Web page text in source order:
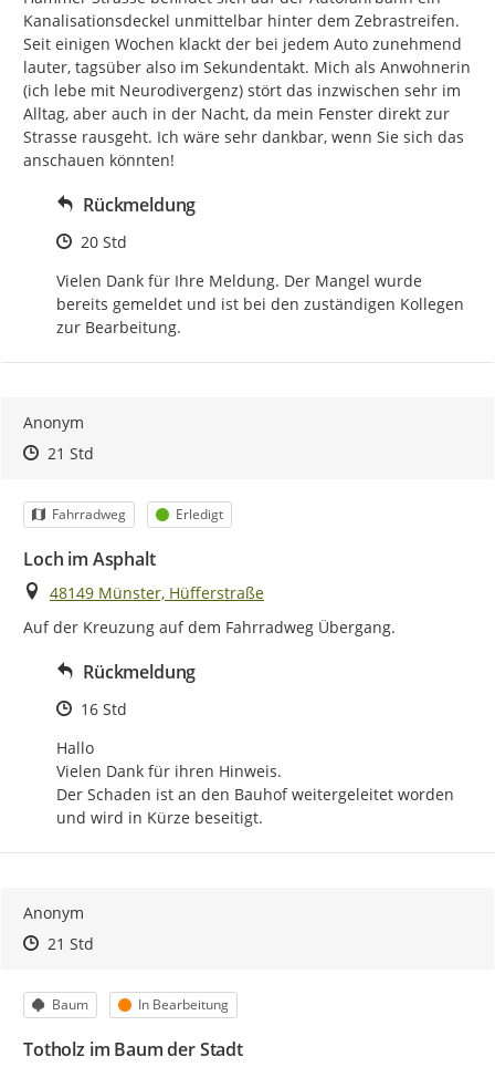
Kanalisationsdeckel unmittelbar hinter dem Zebrastreifen.
Seit einigen Wochen klackt der bei jedem Auto zunehmend
lauter, tagsüber also im Sekundentakt. Mich als Anwohnerin
(ich lebe mit Neurodivergenz) stört das inzwischen sehr im
Alltag, aber auch in der Nacht, da mein Fenster direkt zur
Strasse rausgeht. Ich wäre sehr dankbar, wenn Sie sich das
anschauen könnten!
Rückmeldung
Zeitpunkt des Erstellens
20 Std
Vielen Dank für Ihre Meldung. Der Mangel wurde
bereits gemeldet und ist bei den zuständigen Kollegen
zur Bearbeitung.
Anonym
Zeitpunkt des Erstellens
Zeitpunkt des Erstellens
21 StdZur Äußerung
Kategorie
Fahrradweg Status
Erledigt
Loch im Asphalt
Ort
48149 Münster, Hüfferstraße
Auf der Kreuzung auf dem Fahrradweg Übergang.
Rückmeldung
Zeitpunkt des Erstellens
16 Std
Hallo
Vielen Dank für ihren Hinweis.
Der Schaden ist an den Bauhof weitergeleitet worden
und wird in Kürze beseitigt.
Anonym
Zeitpunkt des Erstellens
Zeitpunkt des Erstellens
21 StdZur Äußerung
Kategorie
Baum Status
In Bearbeitung
Totholz im Baum der Stadt